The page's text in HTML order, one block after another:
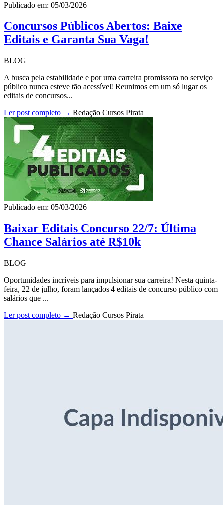
Publicado em: 05/03/2026
Concursos Públicos Abertos: Baixe
Editais e Garanta Sua Vaga!
BLOG
A busca pela estabilidade e por uma carreira promissora no serviço
público nunca esteve tão acessível! Reunimos em um só lugar os
editais de concursos...
Ler post completo → Redação Cursos Pirata
Publicado em: 05/03/2026
Baixar Editais Concurso 22/7: Última
Chance Salários até R$10k
BLOG
Oportunidades incríveis para impulsionar sua carreira! Nesta quinta-
feira, 22 de julho, foram lançados 4 editais de concurso público com
salários que ...
Ler post completo → Redação Cursos Pirata